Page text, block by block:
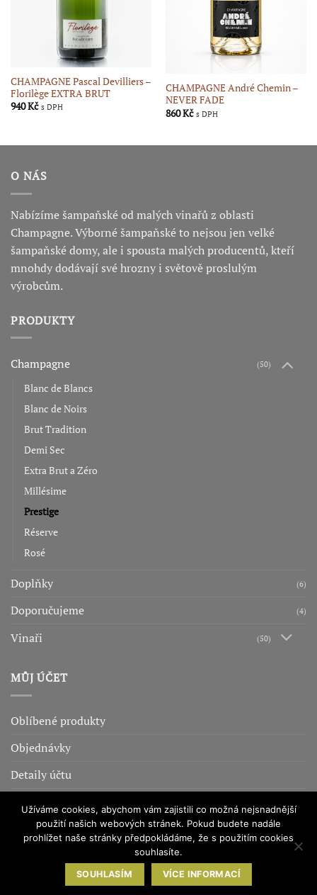
CHAMPAGNE Pascal Devilliers –
Florilège EXTRA BRUT
940Kč s DPH
CHAMPAGNE André Chemin –
NEVER FADE
860Kč s DPH
O NÁS
Nabízíme šampaňské od malých vinařů z oblasti
Champagne. Výborné šampaňské to nejsou jen velké
šampaňské domy, ale i spousta malých producentů, kteří
mnohdy dodávají své hrozny i světově proslulým
výrobcům.
PRODUKTY
Champagne (50)
Blanc de Blancs
Blanc de Noirs
Brut Tradition
Demi Sec
Extra Brut a Zéro
Millésime
Prestige
Réserve
Rosé
Doplňky (6)
Doporučujeme (4)
Vinaři (50)
MŮJ ÚČET
Oblíbené produkty
Objednávky
Detaily účtu
Adresy
OCHRANA OSOBNÍCH ÚDAJŮ
COOKIES
ADMINISTRACE
Copyright © 2MKA équipe s. r. o. 2026. Všechna práva vyhrazena.
Užíváme cookies, abychom vám zajistili co možná nejsnadnější
použití našich webových stránek. Pokud budete nadále
prohlížet naše stránky předpokládáme, že s použitím cookies
souhlasíte.
SOUHLASÍM VÍCE INFORMACÍ